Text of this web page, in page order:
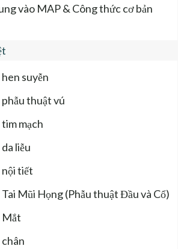
vào MAP & Công thức cơ bản
suyễn
thuật vú
mạch
liễu
nội tiết
Mũi Họng (Phẫu thuật Đầu và Cổ)
Mắt